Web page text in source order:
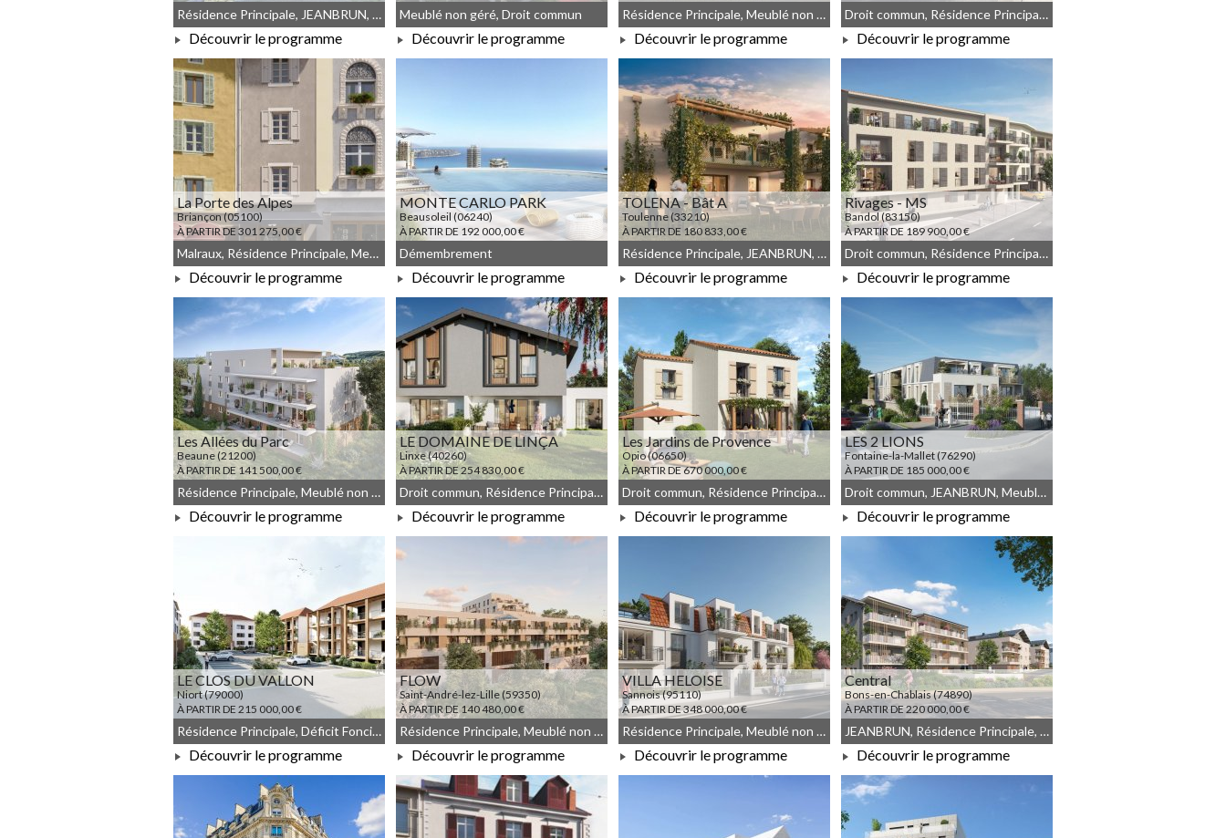
À PARTIR DE 179 900,00 €
Résidence Principale, JEANBRUN, Meublé non géré, Droit commun
Découvrir le programme
Meublé non géré, Droit commun
Découvrir le programme
À PARTIR DE 185 000,00 €
Résidence Principale, Meublé non géré, Droit commun
Découvrir le programme
À PARTIR DE 1 554 000,00 €
Droit commun, Résidence Principale, Meublé non géré
Découvrir le programme
La Porte des Alpes
Briançon (05100)
À PARTIR DE 301 275,00 €
À PARTIR DE 301 275,00 €
Malraux, Résidence Principale, Meublé non géré, Droit commun
Découvrir le programme
MONTE CARLO PARK
Beausoleil (06240)
À PARTIR DE 192 000,00 €
À PARTIR DE 192 000,00 €
Démembrement
Découvrir le programme
TOLENA - Bât A
Toulenne (33210)
À PARTIR DE 180 833,00 €
À PARTIR DE 180 833,00 €
Résidence Principale, JEANBRUN, Meublé non géré, Droit commun
Découvrir le programme
Rivages - MS
Bandol (83150)
À PARTIR DE 189 900,00 €
À PARTIR DE 189 900,00 €
Droit commun, Résidence Principale, Démembrement, Meublé non géré
Découvrir le programme
Les Allées du Parc
Beaune (21200)
À PARTIR DE 141 500,00 €
À PARTIR DE 141 500,00 €
Résidence Principale, Meublé non géré, Droit commun
Découvrir le programme
LE DOMAINE DE LINÇA
Linxe (40260)
À PARTIR DE 254 830,00 €
Droit commun, Résidence Principale, Meublé non géré
Découvrir le programme
Les Jardins de Provence
Opio (06650)
À PARTIR DE 670 000,00 €
Droit commun, Résidence Principale, JEANBRUN, Meublé non géré
Découvrir le programme
LES 2 LIONS
Fontaine-la-Mallet (76290)
À PARTIR DE 185 000,00 €
À PARTIR DE 185 000,00 €
Droit commun, JEANBRUN, Meublé non géré
Découvrir le programme
LE CLOS DU VALLON
Niort (79000)
À PARTIR DE 215 000,00 €
À PARTIR DE 215 000,00 €
Résidence Principale, Déficit Foncier, Denormandie, Meublé non géré, Droit commun
Découvrir le programme
FLOW
Saint-André-lez-Lille (59350)
À PARTIR DE 140 480,00 €
À PARTIR DE 140 480,00 €
Résidence Principale, Meublé non géré, Droit commun, Démembrement
Découvrir le programme
VILLA HELOISE
Sannois (95110)
À PARTIR DE 348 000,00 €
À PARTIR DE 348 000,00 €
Résidence Principale, Meublé non géré, Droit commun
Découvrir le programme
Central
Bons-en-Chablais (74890)
À PARTIR DE 220 000,00 €
À PARTIR DE 220 000,00 €
JEANBRUN, Résidence Principale, Droit commun, Meublé non géré
Découvrir le programme